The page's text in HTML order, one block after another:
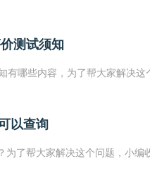
测试须知
有哪些内容，为了帮大家解决
以查询
了帮大家解决这个问题，小编